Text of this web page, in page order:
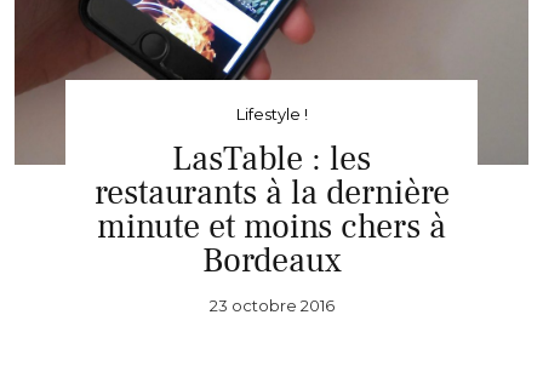
Lifestyle !
LasTable : les
restaurants à la dernière
minute et moins chers à
Bordeaux
23 octobre 2016